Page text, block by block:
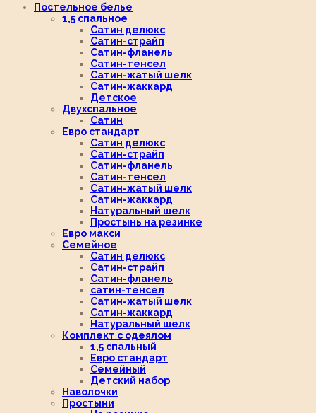
Постельное белье
1,5 спальное
Сатин делюкс
Сатин-страйп
Сатин-фланель
Сатин-тенсел
Сатин-жатый шелк
Сатин-жаккард
Детское
Двухспальное
Сатин
Евро стандарт
Сатин делюкс
Сатин-страйп
Сатин-фланель
Сатин-тенсел
Сатин-жатый шелк
Сатин-жаккард
Натуральный шелк
Простынь на резинке
Евро макси
Семейное
Сатин делюкс
Сатин-страйп
Сатин-фланель
сатин-тенсел
Сатин-жатый шелк
Сатин-жаккард
Натуральный шелк
Комплект с одеялом
1,5 спальный
Евро стандарт
Семейный
Детский набор
Наволочки
Простыни